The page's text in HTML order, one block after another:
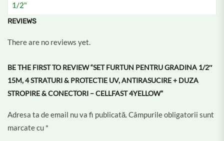
1/2"
REVIEWS
There are no reviews yet.
BE THE FIRST TO REVIEW “SET FURTUN PENTRU GRADINA 1/2″
15M, 4 STRATURI & PROTECTIE UV, ANTIRASUCIRE + DUZA
STROPIRE & CONECTORI – CELLFAST 4YELLOW”
Adresa ta de email nu va fi publicată.Câmpurile obligatorii sunt
marcate cu *